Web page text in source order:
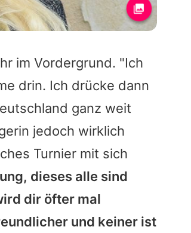
im Vordergrund. "Ich
drin. Ich drücke dann
ganz weit
jedoch wirklich
Turnier mit sich
dieses alle sind
dir öfter mal
und keiner ist